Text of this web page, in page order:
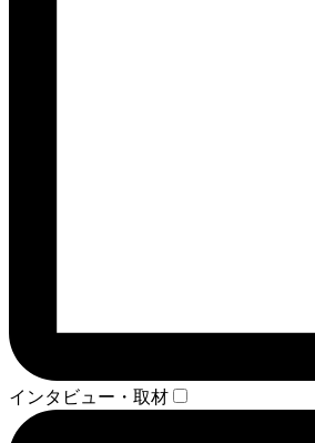
インタビュー・取材